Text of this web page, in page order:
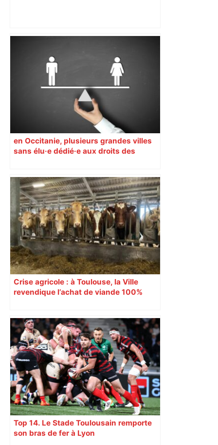
nouvelle fois fait tomber Toulouse? –
RMC Sport
en Occitanie, plusieurs grandes villes
sans élu·e dédié·e aux droits des
Crise agricole : à Toulouse, la Ville
revendique l’achat de viande 100%
Top 14. Le Stade Toulousain remporte
son bras de fer à Lyon